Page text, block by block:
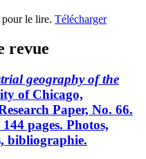
le lire. Télécharger
revue
geography of the
of Chicago,
Paper, No. 66.
pages. Photos,
bibliographie.